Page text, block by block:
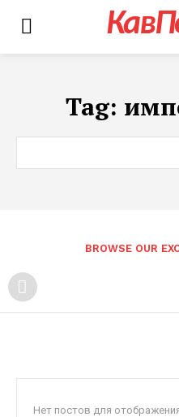
Tag:
BROWSE OUR
Нет постов для